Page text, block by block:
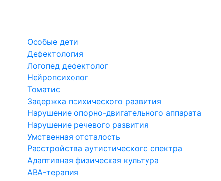
Особые дети
Дефектология
Логопед дефектолог
Нейропсихолог
Томатис
Задержка психического развития
Нарушение опорно-двигательного аппарата
Нарушение речевого развития
Умственная отсталость
Расстройства аутистического спектра
Адаптивная физическая культура
ABA-терапия